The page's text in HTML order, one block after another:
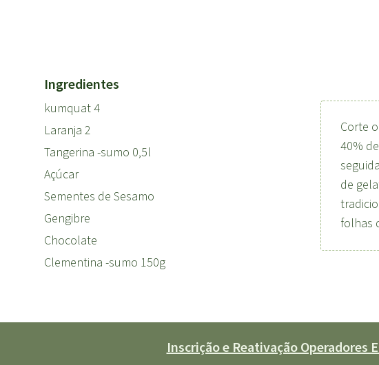
Ingredientes
kumquat 4
Laranja 2
Tangerina -sumo 0,5l
Açúcar
Sementes de Sesamo
Gengibre
Chocolate
Clementina -sumo 150g
Corte
40%
de
folhas
Inscrição e Reativação Operadores